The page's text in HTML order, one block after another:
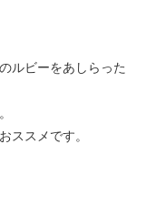
ルビーをあしらった
ススメです。